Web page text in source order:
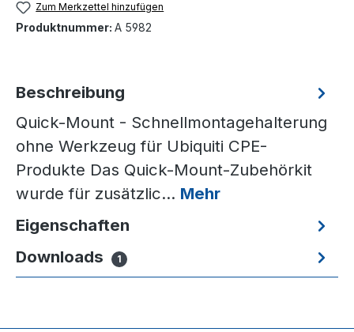
Zum Merkzettel hinzufügen
Produktnummer: A 5982
Beschreibung
Quick-Mount - Schnellmontagehalterung
ohne Werkzeug für Ubiquiti CPE-
Produkte Das Quick-Mount-Zubehörkit
wurde für zusätzlic… Mehr
Eigenschaften
Downloads
1